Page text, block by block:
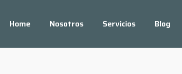
Home Nosotros Servicios Blog